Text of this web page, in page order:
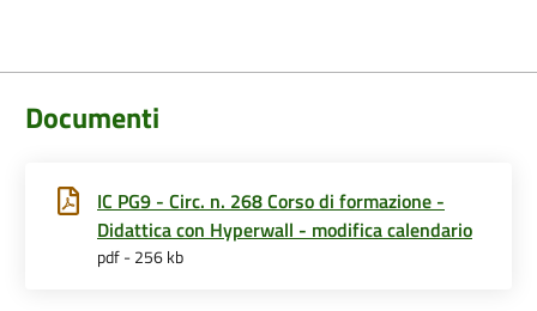
Documenti
IC PG9 - Circ. n. 268 Corso di formazione -
Didattica con Hyperwall - modifica calendario
pdf - 256 kb